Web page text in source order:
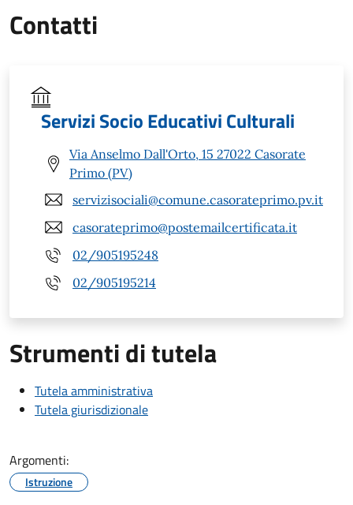
Contatti
Servizi Socio Educativi Culturali
Via Anselmo Dall'Orto, 15 27022 Casorate
Primo (PV)
servizisociali@comune.casorateprimo.pv.it
casorateprimo@postemailcertificata.it
02/905195248
02/905195214
Strumenti di tutela
Tutela amministrativa
Tutela giurisdizionale
Argomenti:
Istruzione